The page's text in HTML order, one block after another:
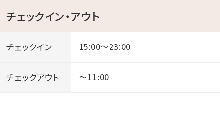
チェックイン・アウト
チェックイン 15:00～23:00
チェックアウト ～11:00